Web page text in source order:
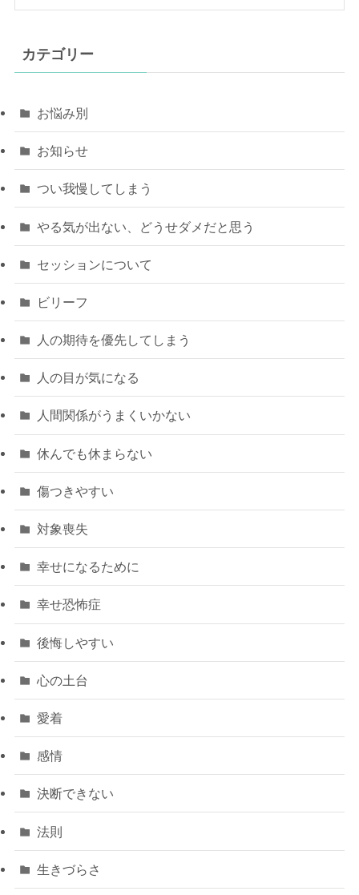
カテゴリー
お悩み別
お知らせ
つい我慢してしまう
やる気が出ない、どうせダメだと思う
セッションについて
ビリーフ
人の期待を優先してしまう
人の目が気になる
人間関係がうまくいかない
休んでも休まらない
傷つきやすい
対象喪失
幸せになるために
幸せ恐怖症
後悔しやすい
心の土台
愛着
感情
決断できない
法則
生きづらさ